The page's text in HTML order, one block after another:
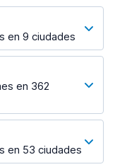
en 9 ciudades
en 362
en 53 ciudades